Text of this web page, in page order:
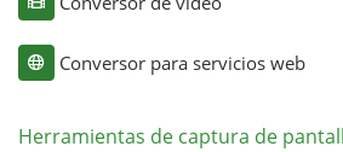
Conversor para servicios web
Herramientas de captura de